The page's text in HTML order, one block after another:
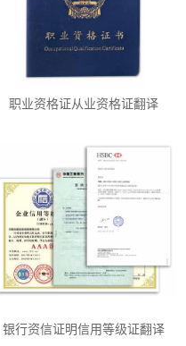
职业资格证从业资格证翻译
银行资信证明信用等级证翻译